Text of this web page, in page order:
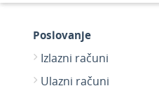
Poslovanje
Izlazni računi
Ulazni računi